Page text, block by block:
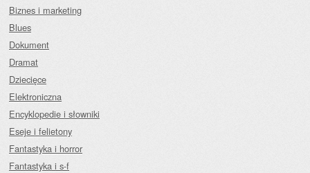
Biznes i marketing
Blues
Dokument
Dramat
Dziecięce
Elektroniczna
Encyklopedie i słowniki
Eseje i felietony
Fantastyka i horror
Fantastyka i s-f